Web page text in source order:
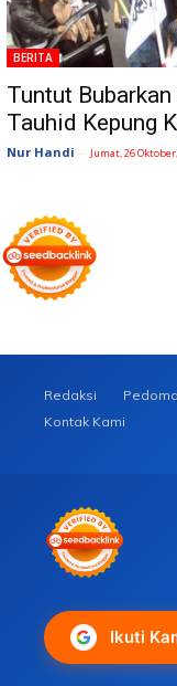
BERITA
Tuntut
Tauhid Kepung
Nur Handi - Jumat, 26
Redaksi
Kontak Kami
Ikuti